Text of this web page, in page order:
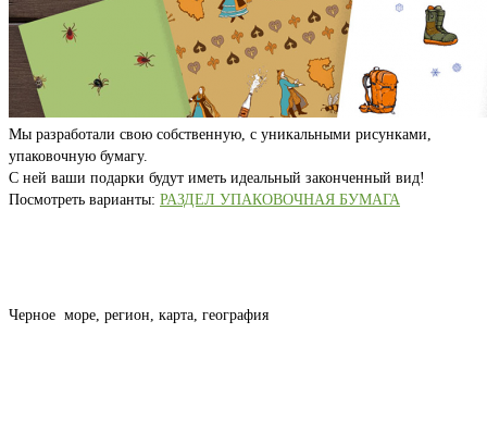
Мы разработали свою собственную, с уникальными рисунками,
упаковочную бумагу.
С ней ваши подарки будут иметь идеальный законченный вид!
Посмотреть варианты: РАЗДЕЛ УПАКОВОЧНАЯ БУМАГА
Черное море, регион, карта, география